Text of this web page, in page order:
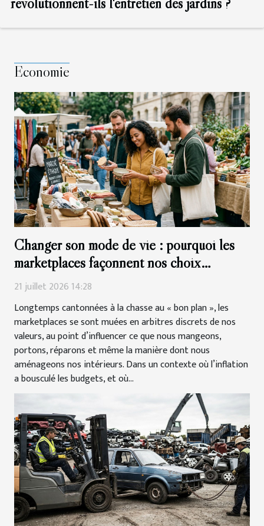
Economie
Changer son mode de vie : pourquoi les
marketplaces façonnent nos choix
éthiques
21 juillet 2026 14:28
Longtemps cantonnées à la chasse au « bon plan », les
marketplaces se sont muées en arbitres discrets de nos
valeurs, au point d’influencer ce que nous mangeons,
portons, réparons et même la manière dont nous
aménageons nos intérieurs. Dans un contexte où l’inflation
a bousculé les budgets, et où...